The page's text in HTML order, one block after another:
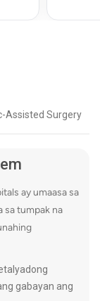
Assisted Surgery
ay umaasa sa
sa tumpak na
gabayan ang